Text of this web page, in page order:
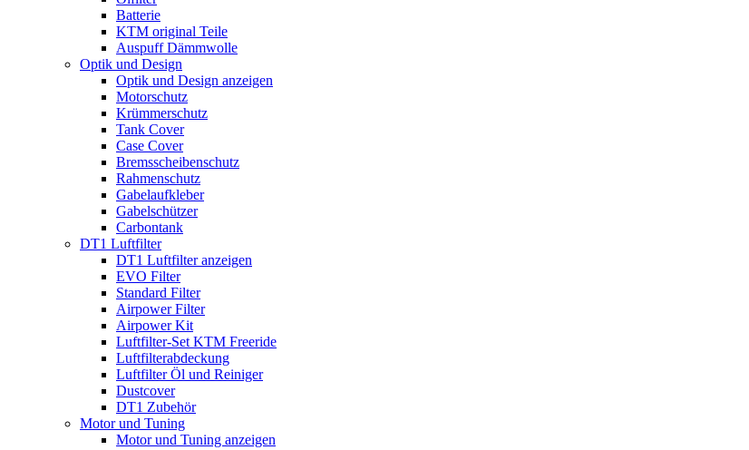
Batterie
KTM original Teile
Auspuff Dämmwolle
Optik und Design
Optik und Design anzeigen
Motorschutz
Krümmerschutz
Tank Cover
Case Cover
Bremsscheibenschutz
Rahmenschutz
Gabelaufkleber
Gabelschützer
Carbontank
DT1 Luftfilter
DT1 Luftfilter anzeigen
EVO Filter
Standard Filter
Airpower Filter
Airpower Kit
Luftfilter-Set KTM Freeride
Luftfilterabdeckung
Luftfilter Öl und Reiniger
Dustcover
DT1 Zubehör
Motor und Tuning
Motor und Tuning anzeigen